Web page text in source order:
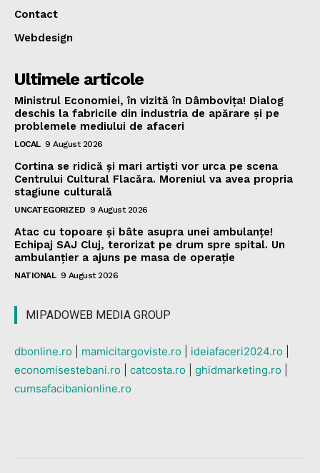
Contact
Webdesign
Ultimele articole
Ministrul Economiei, în vizită în Dâmbovița! Dialog
deschis la fabricile din industria de apărare și pe
problemele mediului de afaceri
LOCAL 9 August 2026
Cortina se ridică și mari artiști vor urca pe scena
Centrului Cultural Flacăra. Moreniul va avea propria
stagiune culturală
UNCATEGORIZED 9 August 2026
Atac cu topoare și bâte asupra unei ambulanțe!
Echipaj SAJ Cluj, terorizat pe drum spre spital. Un
ambulanțier a ajuns pe masa de operație
NATIONAL 9 August 2026
MIPADOWEB MEDIA GROUP
dbonline.ro mamicitargoviste.ro ideiafaceri2024.ro
economisestebani.ro
catcosta.ro ghidmarketing.ro
cumsafacibanionline.ro